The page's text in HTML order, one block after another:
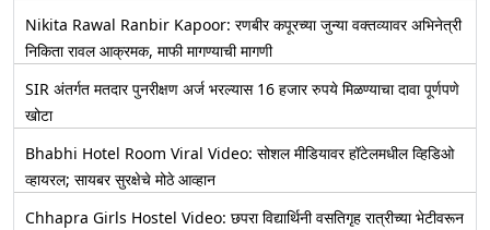
Nikita Rawal Ranbir Kapoor: रणबीर कपूरच्या जुन्या वक्तव्यावर अभिनेत्री
निकिता रावल आक्रमक, माफी मागण्याची मागणी
SIR अंतर्गत मतदार पुनरीक्षण अर्ज भरल्यास 16 हजार रुपये मिळण्याचा दावा पूर्णपणे
खोटा
Bhabhi Hotel Room Viral Video: सोशल मीडियावर हॉटेलमधील व्हिडिओ
व्हायरल; सायबर सुरक्षेचे मोठे आव्हान
Chhapra Girls Hostel Video: छपरा विद्यार्थिनी वसतिगृह रात्रीच्या भेटीवरून